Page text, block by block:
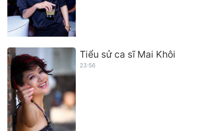
Tiểu sử ca sĩ Mai Khôi
23:56